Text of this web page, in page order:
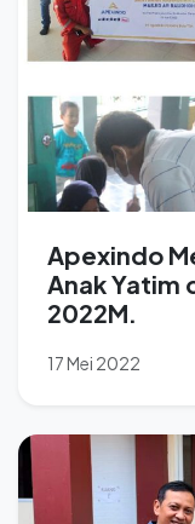
Apexindo
Anak Yatim
2022M.
17 Mei 2022